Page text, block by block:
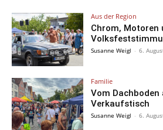
Aus der Region
Chrom, Motoren
Susanne Weigl - 6.
Familie
Vom Dachboden
Verkaufstisch
Susanne Weigl - 6.